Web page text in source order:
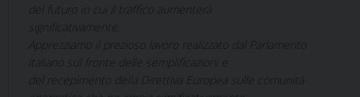
Apprezziamo il prezioso lavoro realizzato dal Parlamento
italiano sul fronte delle semplificazioni e